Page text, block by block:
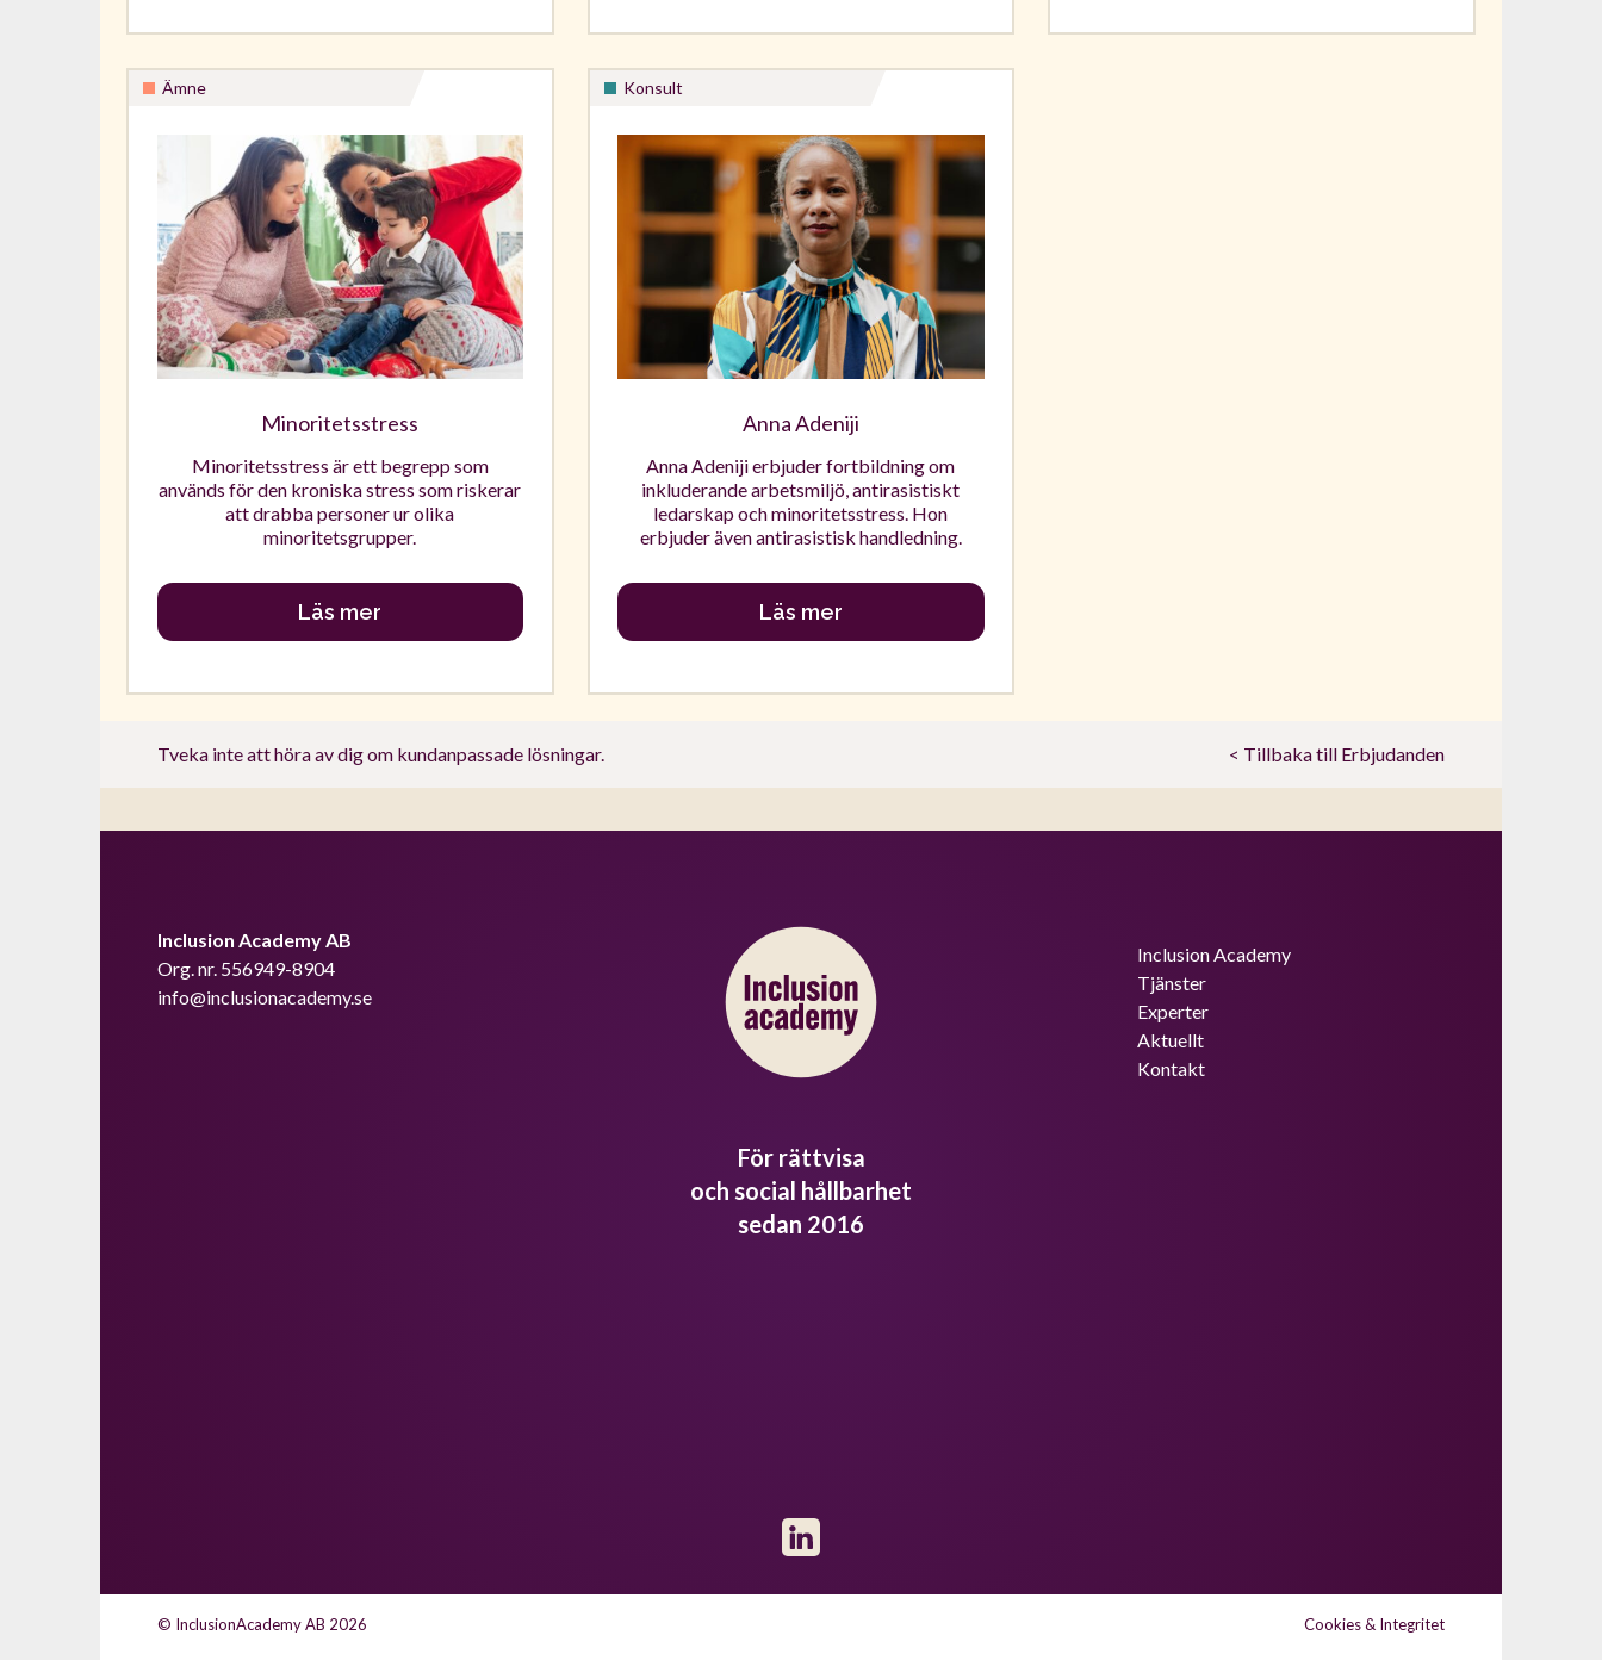
Ämne
Minoritetsstress
Minoritetsstress är ett begrepp som
används för den kroniska stress som riskerar
att drabba personer ur olika
minoritetsgrupper.
Läs mer
Konsult
Anna Adeniji
Anna Adeniji erbjuder fortbildning om
inkluderande arbetsmiljö, antirasistiskt
ledarskap och minoritetsstress. Hon
erbjuder även antirasistisk handledning.
Läs mer
Tveka inte att höra av dig om kundanpassade lösningar. < Tillbaka till Erbjudanden
Inclusion Academy AB
Org. nr. 556949-8904
info@inclusionacademy.se
För rättvisa
och social hållbarhet
sedan 2016
Inclusion Academy
Tjänster
Experter
Aktuellt
Kontakt
© InclusionAcademy AB 2026 Cookies & Integritet